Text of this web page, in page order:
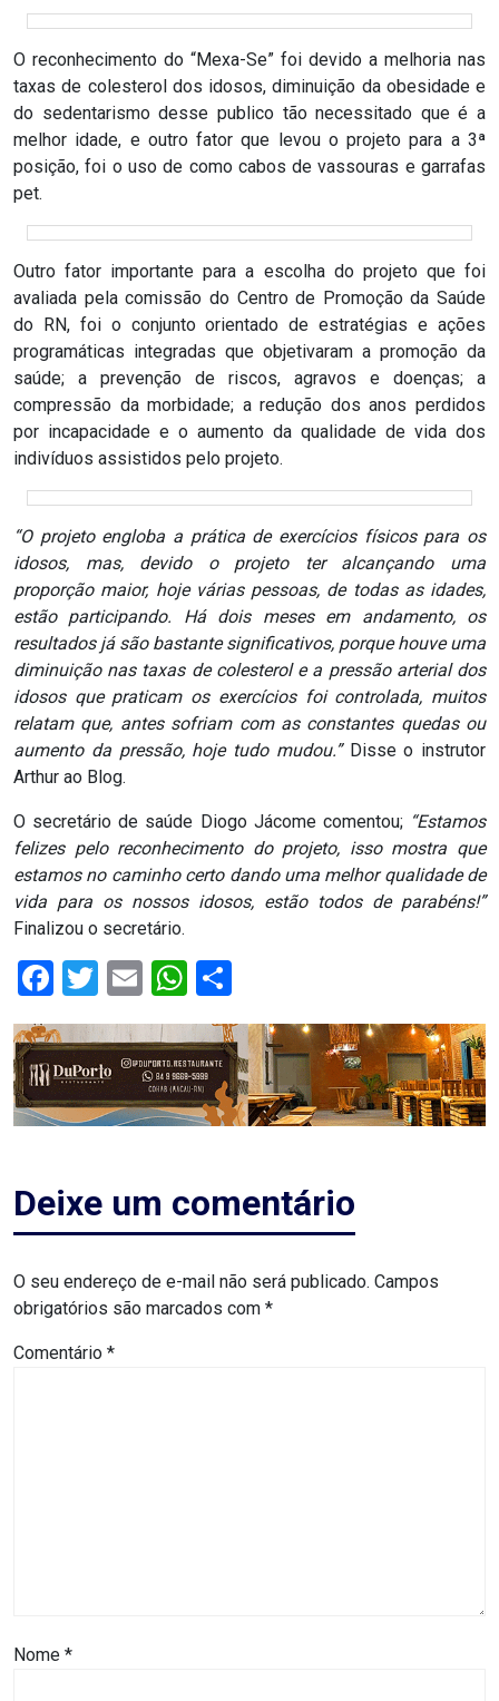
DO
RN
ASSEMBLEIA
RN
ASSISTÊNCIA
MÉDICA
BASTIDORES
Blog
BRASIL
CÂMARA
DE
GUAMARÉ
CÂMARA
DE
MACAU
CÂMARA
DE
NATAL
CÂMARA
FEDERAL
CÂMARA
MUNICIPAL
DE
CAMPEONATO
BLOCOS
CAPACITAÇÃO
CARNAVAL
O reconhecimento do “Mexa-Se” foi devido a melhoria nas
taxas de colesterol dos idosos, diminuição da obesidade e
do sedentarismo desse publico tão necessitado que é a
melhor idade, e outro fator que levou o projeto para a 3ª
posição, foi o uso de como cabos de vassouras e garrafas
pet.
Outro fator importante para a escolha do projeto que foi
avaliada pela comissão do Centro de Promoção da Saúde
do RN, foi o conjunto orientado de estratégias e ações
programáticas integradas que objetivaram a promoção da
saúde; a prevenção de riscos, agravos e doenças; a
compressão da morbidade; a redução dos anos perdidos
por incapacidade e o aumento da qualidade de vida dos
indivíduos assistidos pelo projeto.
“O projeto engloba a prática de exercícios físicos para os
idosos, mas, devido o projeto ter alcançando uma
proporção maior, hoje várias pessoas, de todas as idades,
estão participando. Há dois meses em andamento, os
resultados já são bastante significativos, porque houve uma
diminuição nas taxas de colesterol e a pressão arterial dos
idosos que praticam os exercícios foi controlada, muitos
relatam que, antes sofriam com as constantes quedas ou
aumento da pressão, hoje tudo mudou.” Disse o instrutor
Arthur ao Blog.
O secretário de saúde Diogo Jácome comentou;“Estamos
felizes pelo reconhecimento do projeto, isso mostra que
estamos no caminho certo dando uma melhor qualidade de
vida para os nossos idosos, estão todos de parabéns!”
Finalizou o secretário.
Facebook
Twitter
EmailWhatsApp
Deixe um comentário
O seu endereço de e-mail não será publicado. Campos
obrigatórios são marcados com *
Comentário *
Nome *